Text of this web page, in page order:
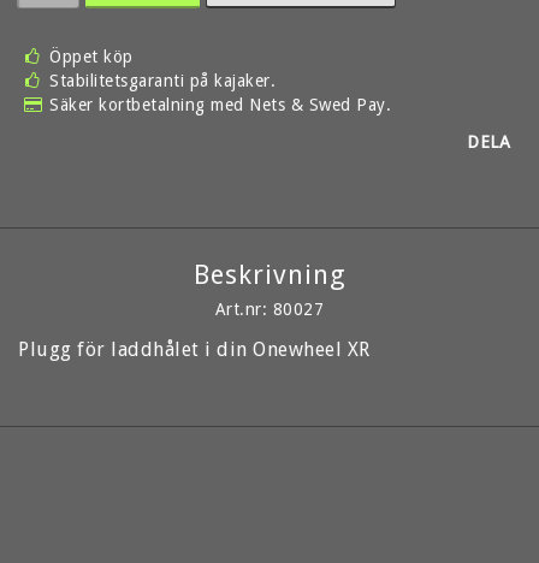
Öppet köp
Stabilitetsgaranti på kajaker.
Säker kortbetalning med Nets & Swed Pay.
DELA
Beskrivning
Art.nr: 80027
Plugg för laddhålet i din Onewheel XR